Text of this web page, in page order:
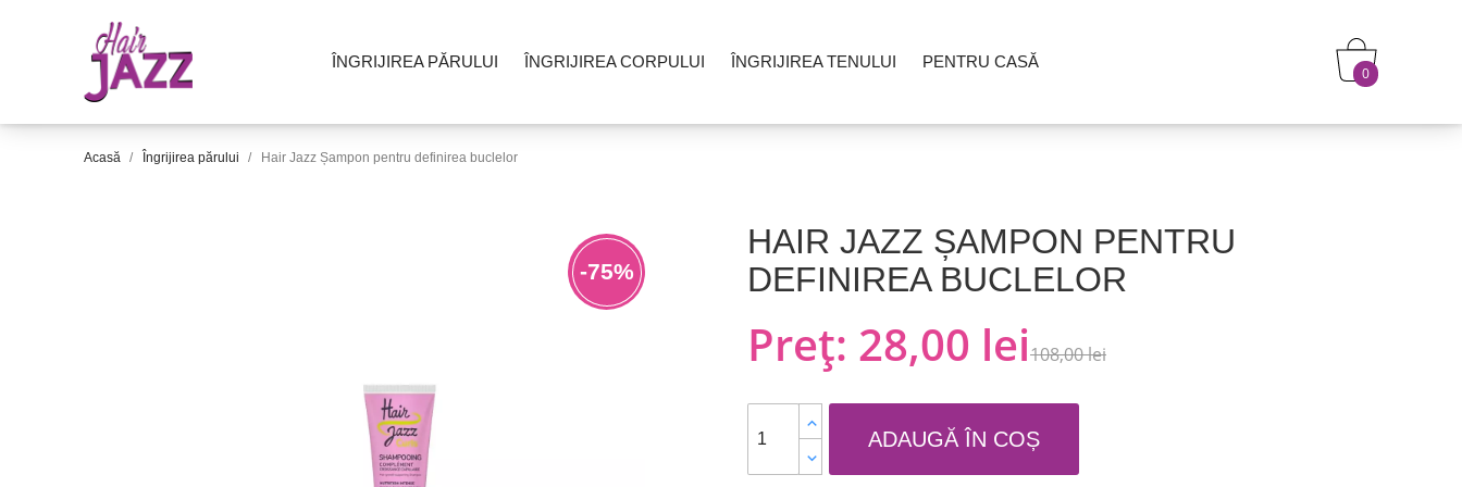
ÎNGRIJIREA PĂRULUI ÎNGRIJIREA CORPULUI ÎNGRIJIREA TENULUI PENTRU CASĂ
0
Acasă Îngrijirea părului Hair Jazz Șampon pentru definirea buclelor
-75%
HAIR JAZZ ȘAMPON PENTRU
DEFINIREA BUCLELOR
Preț: 28,00 lei108,00 lei
ADAUGĂ ÎN COȘ